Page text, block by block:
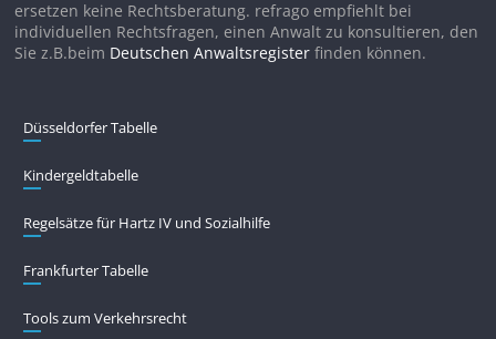
ersetzen keine Rechtsberatung. refrago empfiehlt bei
individuellen Rechtsfragen, einen Anwalt zu konsultieren, den
Sie z.B.beim Deutschen Anwaltsregister finden können.
Düsseldorfer Tabelle
Kindergeldtabelle
Regelsätze für Hartz IV und Sozialhilfe
Frankfurter Tabelle
Tools zum Verkehrsrecht